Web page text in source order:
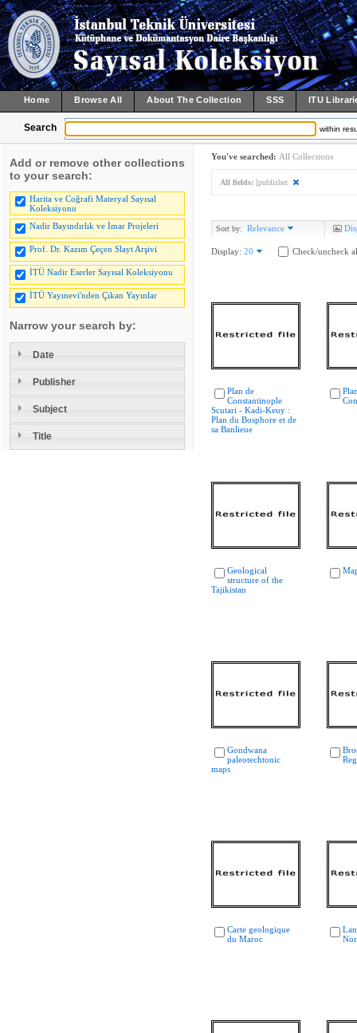
Home Browse All About The Collection SSS ITU
Search within
Add or remove other collections
to your search:
Harita ve Coğrafi Materyal Sayısal
Koleksiyonu
Nadir Bayındırlık ve İmar Projeleri
Prof. Dr. Kazım Çeçen Slayt Arşivi
İTÜ Nadir Eserler Sayısal Koleksiyonu
İTÜ Yayınevi'nden Çıkan Yayınlar
Narrow your search by:
Date
Publisher
Subject
Title
You've searched: All Collections
All fields: [publisher
Sort by: Relevance
Display: 20 Check/uncheck
Plan de
Constantinople
Scutari - Kadi-Keuy :
Plan du Bosphore et de
sa Banlieue
Geological
structure of the
Tajikistan
Gondwana
paleotechtonic
maps
Carte geologique
du Maroc